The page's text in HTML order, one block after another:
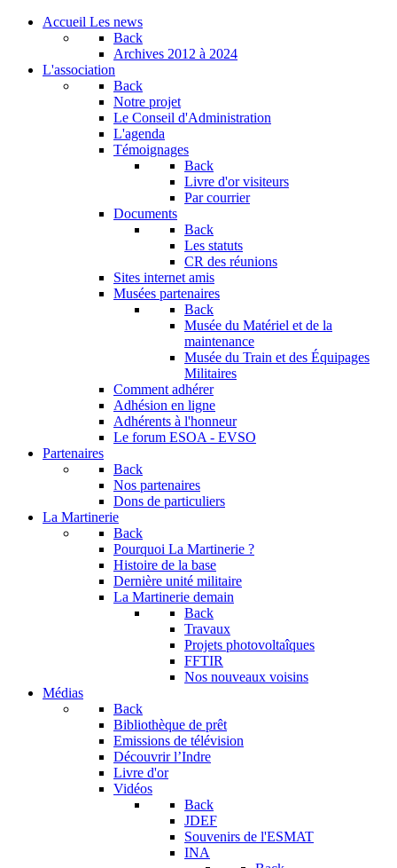
Accueil Les news
Back
Archives 2012 à 2024
L'association
Back
Notre projet
Le Conseil d'Administration
L'agenda
Témoignages
Back
Livre d'or visiteurs
Par courrier
Documents
Back
Les statuts
CR des réunions
Sites internet amis
Musées partenaires
Back
Musée du Matériel et de la
maintenance
Musée du Train et des Équipages
Militaires
Comment adhérer
Adhésion en ligne
Adhérents à l'honneur
Le forum ESOA - EVSO
Partenaires
Back
Nos partenaires
Dons de particuliers
La Martinerie
Back
Pourquoi La Martinerie ?
Histoire de la base
Dernière unité militaire
La Martinerie demain
Back
Travaux
Projets photovoltaîques
FFTIR
Nos nouveaux voisins
Médias
Back
Bibliothèque de prêt
Emissions de télévision
Découvrir l’Indre
Livre d'or
Vidéos
Back
JDEF
Souvenirs de l'ESMAT
INA